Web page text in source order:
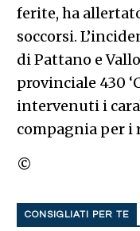
ferite, ha
soccorsi.
di Pattano e
provinciale 430
intervenuti i
compagnia per i
©
CONSIGLIATI PER TE